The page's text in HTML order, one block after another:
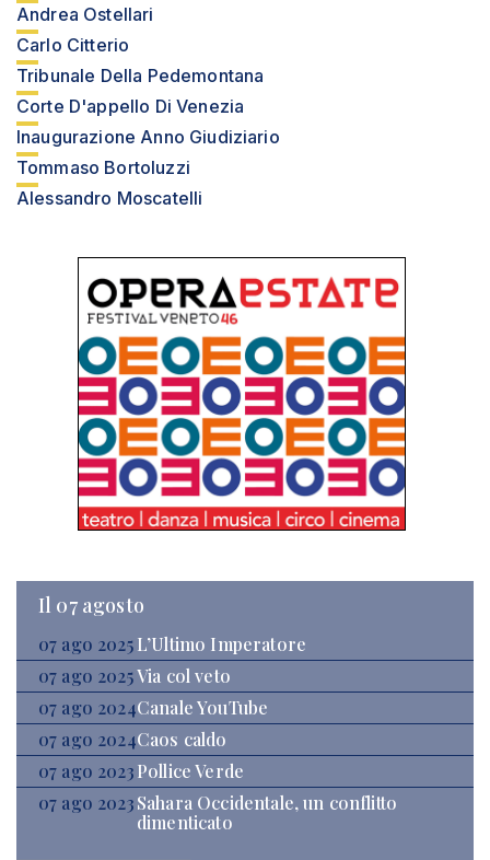
Andrea Ostellari
Carlo Citterio
Tribunale Della Pedemontana
Corte D'appello Di Venezia
Inaugurazione Anno Giudiziario
Tommaso Bortoluzzi
Alessandro Moscatelli
Il 07 agosto
07 ago 2025 L’Ultimo Imperatore
07 ago 2025Via col veto
07 ago 2024Canale YouTube
07 ago 2024Caos caldo
07 ago 2023Pollice Verde
07 ago 2023Sahara Occidentale, un conflitto
dimenticato